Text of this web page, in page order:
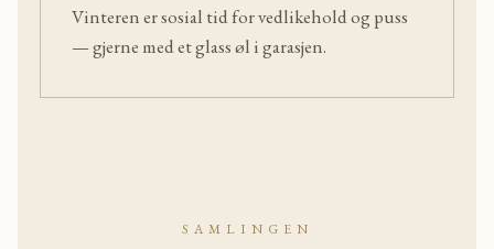
Vinteren er sosial tid for vedlikehold og puss
— gjerne med et glass øl i garasjen.
SAMLINGEN